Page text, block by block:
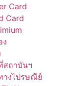
Card
Card
ง
สถาบันฯ
างไปรษณีย์